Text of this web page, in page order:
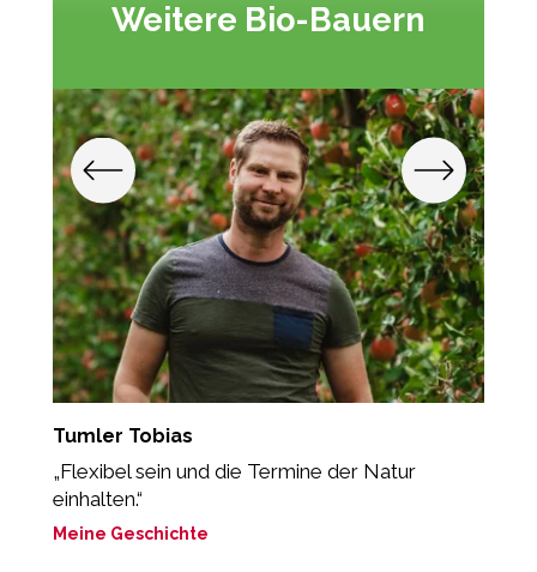
Weitere Bio-Bauern
Tumler Tobias
„Flexibel sein und die Termine der Natur
einhalten.“
Meine Geschichte